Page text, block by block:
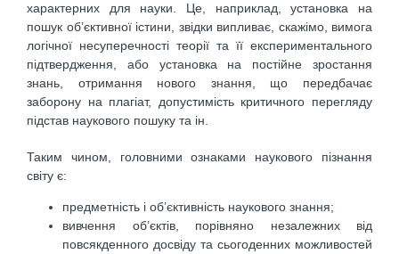
характерних для науки. Це, наприклад, установка на
пошук об’єктивної істини, звідки випливає, скажімо, вимога
логічної несуперечності теорії та її експериментального
підтвердження, або установка на постійне зростання
знань, отримання нового знання, що передбачає
заборону на плагіат, допустимість критичного перегляду
підстав наукового пошуку та ін.
Таким чином, головними ознаками наукового пізнання
світу є:
предметність і об’єктивність наукового знання;
вивчення об’єктів, порівняно незалежних від
повсякденного досвіду та сьогоденних можливостей